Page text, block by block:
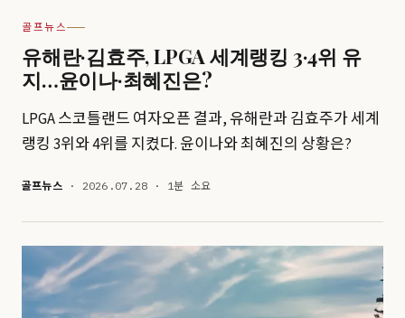
골프뉴스
유해란·김효주, LPGA 세계랭킹 3·4위 유
지…윤이나·최혜진은?
LPGA 스코틀랜드 여자오픈 결과, 유해란과 김효주가 세계
랭킹 3위와 4위를 지켰다. 윤이나와 최혜진의 상황은?
골프뉴스· 2026.07.28 · 1분 소요